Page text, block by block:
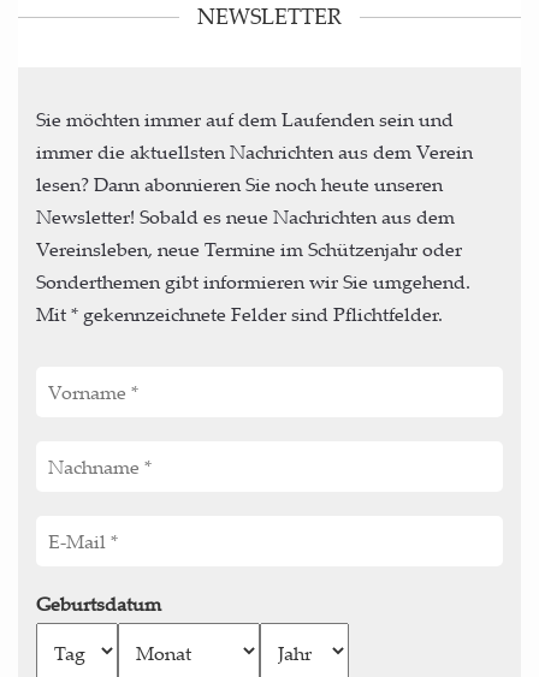
NEWSLETTER
Sie möchten immer auf dem Laufenden sein und
immer die aktuellsten Nachrichten aus dem Verein
lesen? Dann abonnieren Sie noch heute unseren
Newsletter! Sobald es neue Nachrichten aus dem
Vereinsleben, neue Termine im Schützenjahr oder
Sonderthemen gibt informieren wir Sie umgehend.
Mit * gekennzeichnete Felder sind Pflichtfelder.
Geburtsdatum